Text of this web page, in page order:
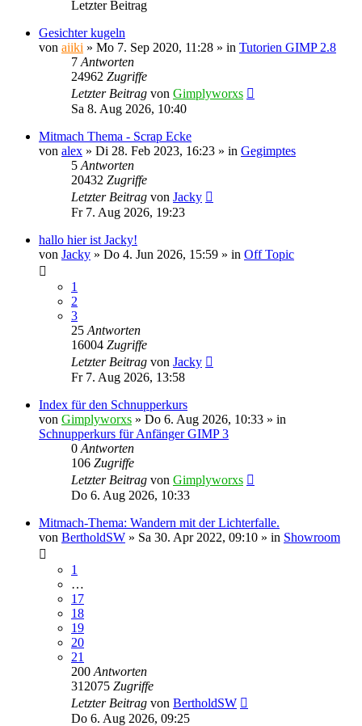
Letzter Beitrag
Gesichter kugeln
von aiiki » Mo 7. Sep 2020, 11:28 » in Tutorien GIMP 2.8
7 Antworten
24962 Zugriffe
Letzter Beitrag von Gimplyworxs
Sa 8. Aug 2026, 10:40
Mitmach Thema - Scrap Ecke
von alex » Di 28. Feb 2023, 16:23 » in Gegimptes
5 Antworten
20432 Zugriffe
Letzter Beitrag von Jacky
Fr 7. Aug 2026, 19:23
hallo hier ist Jacky!
von Jacky » Do 4. Jun 2026, 15:59 » in Off Topic
1
2
3
25 Antworten
16004 Zugriffe
Letzter Beitrag von Jacky
Fr 7. Aug 2026, 13:58
Index für den Schnupperkurs
von Gimplyworxs » Do 6. Aug 2026, 10:33 » in
Schnupperkurs für Anfänger GIMP 3
0 Antworten
106 Zugriffe
Letzter Beitrag von Gimplyworxs
Do 6. Aug 2026, 10:33
Mitmach-Thema: Wandern mit der Lichterfalle.
von BertholdSW » Sa 30. Apr 2022, 09:10 » in Showroom
1
…
17
18
19
20
21
200 Antworten
312075 Zugriffe
Letzter Beitrag von BertholdSW
Do 6. Aug 2026, 09:25